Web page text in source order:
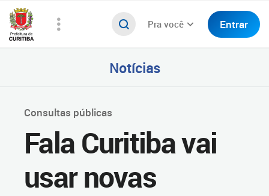
Pra você Entrar
Notícias
Consultas públicas
Fala Curitiba vai
usar novas